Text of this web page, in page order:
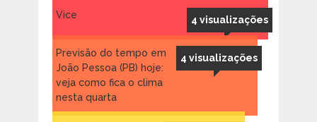
4 visualizações
Vice
4 visualizações
Previsão do tempo em
João Pessoa (PB) hoje:
veja como fica o clima
nesta quarta